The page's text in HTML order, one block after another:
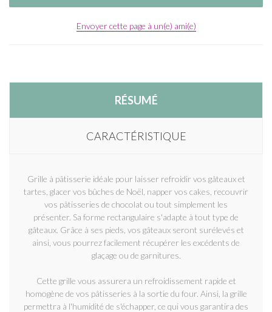
Envoyer cette page à un(e) ami(e)
RÉSUMÉ
CARACTÉRISTIQUE
Grille à pâtisserie idéale pour laisser refroidir vos gâteaux et
tartes, glacer vos bûches de Noël, napper vos cakes, recouvrir
vos pâtisseries de chocolat ou tout simplement les
présenter. Sa forme rectangulaire s'adapte à tout type de
gâteaux. Grâce à ses pieds, vos gâteaux seront surélevés et
ainsi, vous pourrez facilement récupérer les excédents de
glaçage ou de garnitures.
Cette grille vous assurera un refroidissement rapide et
homogène de vos pâtisseries à la sortie du four. Ainsi, la grille
permettra à l'humidité de s'échapper, ce qui vous garantira des